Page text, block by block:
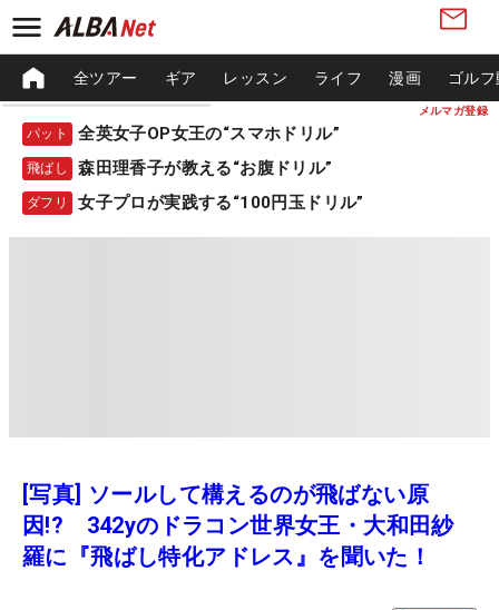
メルマガ登録
全ツアー ギア レッスン ライフ 漫画 ゴル
パット 全英女子OP女王の“スマホドリル”
飛ばし 森田理香子が教える“お腹ドリル”
ダフリ 女子プロが実践する“100円玉ドリル”
[写真] ソールして構えるのが飛ばない原
因!? 342yのドラコン世界女王・大和田紗
羅に『飛ばし特化アドレス』を聞いた！